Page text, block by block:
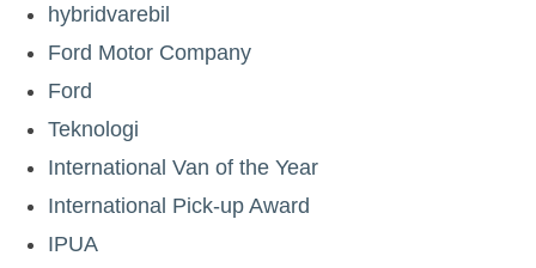
hybridvarebil
Ford Motor Company
Ford
Teknologi
International Van of the Year
International Pick-up Award
IPUA